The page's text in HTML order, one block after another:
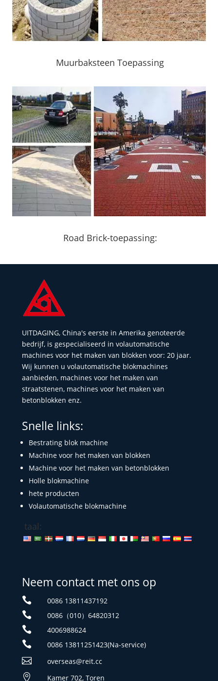
Muurbaksteen Toepassing
Road Brick-toepassing:
UITDAGING, China's eerste in Amerika genoteerde
bedrijf, is gespecialiseerd in volautomatische
machines voor het maken van blokken voor: 20 jaar.
Wij kunnen u volautomatische blokmachines
aanbieden, machines voor het maken van
straatstenen, machines voor het maken van
betonblokken enz.
Snelle links:
Bestrating blok machine
Machine voor het maken van blokken
Machine voor het maken van betonblokken
Holle blokmachine
hete producten
Volautomatische blokmachine
taal:
Neem contact met ons op
 0086 13811437192
 0086（010）64820312
 4006988624
 0086 13811251423(Na-service)
 overseas@reit.cc
 Kamer 702, Toren